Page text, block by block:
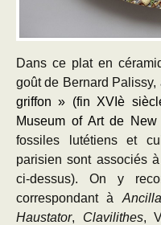
Dans ce plat en
goût de Bernard Palissy,
griffon » (fin XVIè
Museum of Art de New
fossiles lutétiens et
parisien sont associés
ci-dessus). On y
correspondant à Ancilla
Haustator, Clavilithes,